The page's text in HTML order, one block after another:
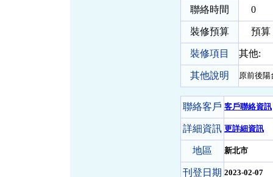
聯絡時間 0
裝修預算 預算
裝修項目 其他:
其他說明 原前後
聯絡客戶 客戶聯絡資訊
詳細資訊 更詳細資訊
地區 新北市
刊登日期 2023-02-07